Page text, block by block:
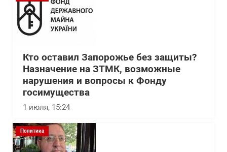
Кто оставил Запорожье без защиты?
Назначение на ЗТМК, возможные
нарушения и вопросы к Фонду
госимущества
1 июля, 15:24
Политика